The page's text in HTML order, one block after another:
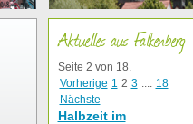
Aktuelles aus Falkenberg
Seite 2 von 18.
Vorherige 1 2 3 .... 18
Nächste
Halbzeit im